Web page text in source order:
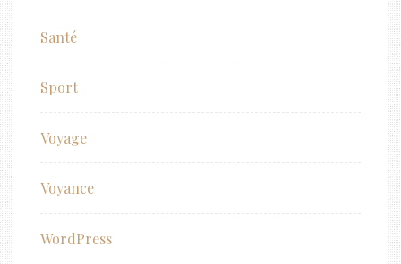
Santé
Sport
Voyage
Voyance
WordPress